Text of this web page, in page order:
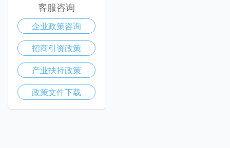
客服咨询
企业政策咨询
招商引资政策
产业扶持政策
政策文件下载